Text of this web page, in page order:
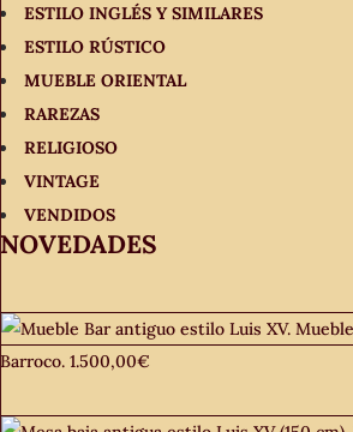
ESTILO INGLÉS Y SIMILARES
ESTILO RÚSTICO
MUEBLE ORIENTAL
RAREZAS
RELIGIOSO
VINTAGE
VENDIDOS
NOVEDADES
Barroco. 1.500,00€